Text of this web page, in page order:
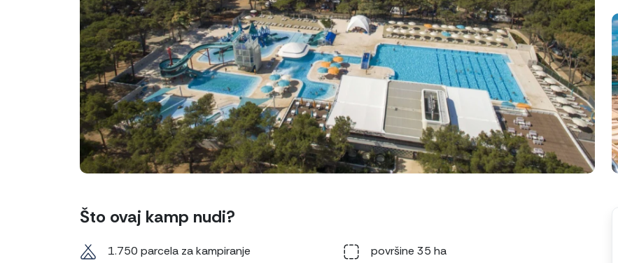
Što ovaj kamp nudi?
1.750 parcela za kampiranje
površine 35 ha